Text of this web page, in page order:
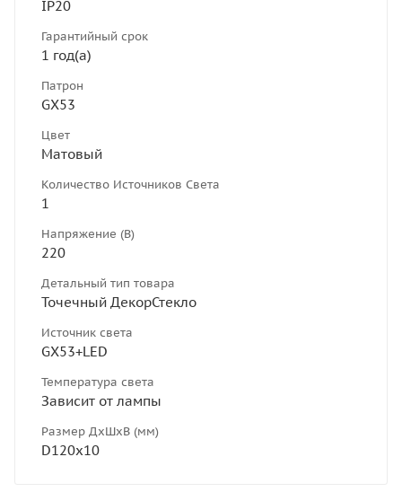
IP20
Гарантийный срок
1 год(а)
Патрон
GX53
Цвет
Матовый
Количество Источников Света
1
Напряжение (В)
220
Детальный тип товара
Точечный ДекорСтекло
Источник света
GX53+LED
Температура света
Зависит от лампы
Размер ДхШхВ (мм)
D120х10